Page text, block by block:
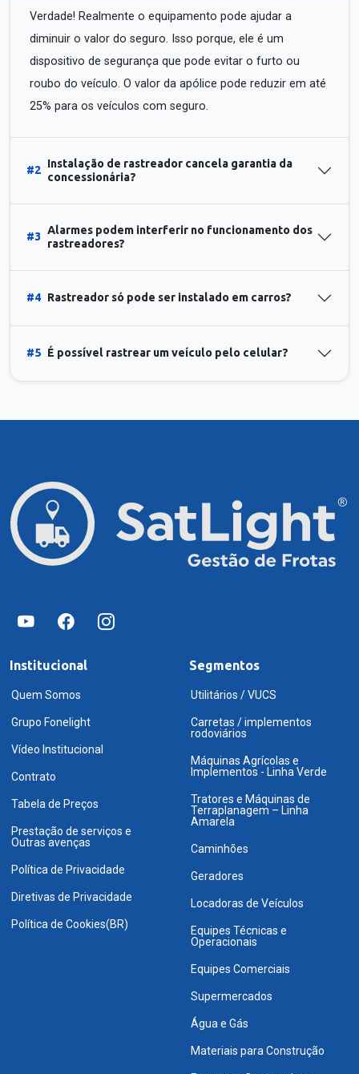
Verdade! Realmente o equipamento pode ajudar a
diminuir o valor do seguro. Isso porque, ele é um
dispositivo de segurança que pode evitar o furto ou
roubo do veículo. O valor da apólice pode reduzir em até
25% para os veículos com seguro.
#2
Instalação de rastreador cancela garantia da
concessionária?
#3
Alarmes podem interferir no funcionamento dos
rastreadores?
#4 Rastreador só pode ser instalado em carros?
#5 É possível rastrear um veículo pelo celular?
Institucional
Quem Somos
Grupo Fonelight
Vídeo Institucional
Contrato
Tabela de Preços
Prestação de serviços e
Outras avenças
Política de Privacidade
Diretivas de Privacidade
Política de Cookies(BR)
Segmentos
Utilitários / VUCS
Carretas / implementos
rodoviários
Máquinas Agrícolas e
Implementos - Linha Verde
Tratores e Máquinas de
Terraplanagem – Linha
Amarela
Caminhões
Geradores
Locadoras de Veículos
Equipes Técnicas e
Operacionais
Equipes Comerciais
Supermercados
Água e Gás
Materiais para Construção